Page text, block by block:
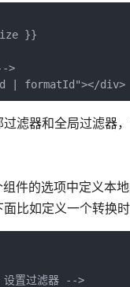
}}
>
| formatId"></div>
滤器和全局过滤器，
件的选项中定义本
比如定义一个转换
置过滤器 -->